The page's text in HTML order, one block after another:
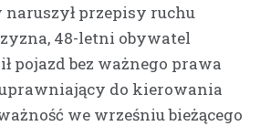
przepisy ruchu
48-letni obywatel
pojazd bez ważnego prawa
do kierowania
we wrześniu bieżącego